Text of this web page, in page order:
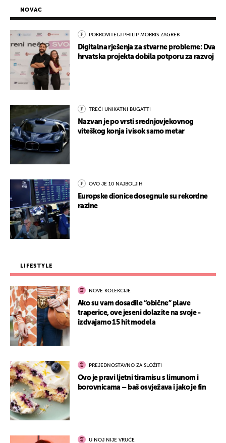
NOVAC
POKROVITELJ PHILIP MORRIS ZAGREB
Digitalna rješenja za stvarne probleme: Dva
hrvatska projekta dobila potporu za razvoj
TREĆI UNIKATNI BUGATTI
Nazvan je po vrsti srednjovjekovnog
viteškog konja i visok samo metar
OVO JE 10 NAJBOLJIH
Europske dionice dosegnule su rekordne
razine
LIFESTYLE
NOVE KOLEKCIJE
Ako su vam dosadile “obične” plave
traperice, ove jeseni dolazite na svoje -
izdvajamo 15 hit modela
PREJEDNOSTAVNO ZA SLOŽITI
Ovo je pravi ljetni tiramisu s limunom i
borovnicama – baš osvježava i jako je fin
U NOJ NIJE VRUĆE